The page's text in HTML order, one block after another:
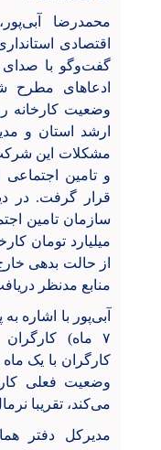
محمدرضا
گفت‌وگو با صدای
ادعاهای مطرح
وضعیت کارخانه
ارشد استان و
مشکلات این
و تامین
قرار گرفت. در
میلیارد تومان
از حالت بدهی
منابع مدنظر
آبی‌پور با اشاره
۷ ماه)
کارگران با یک
وضعیت فعلی
می‌کند، تقریبا
مدیرکل دفتر